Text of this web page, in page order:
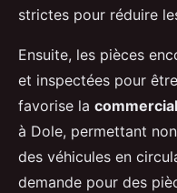
strictes pour réduire
Ensuite, les pièces
et inspectées pour
favorise la
à Dole, permettant
des véhicules en
demande pour des